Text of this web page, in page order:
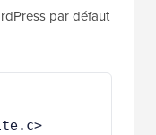
par défaut